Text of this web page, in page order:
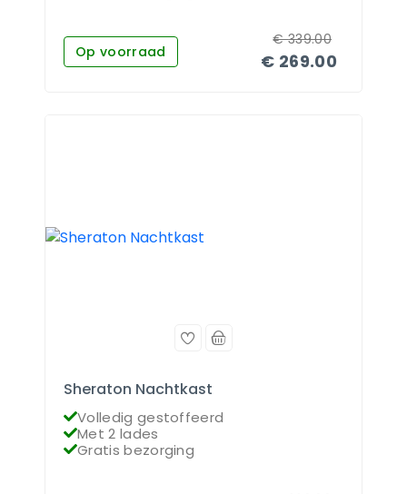
Op voorraad € 269.00
€339.00
Sheraton Nachtkast
Volledig gestoffeerd
Met 2 lades
Gratis bezorging